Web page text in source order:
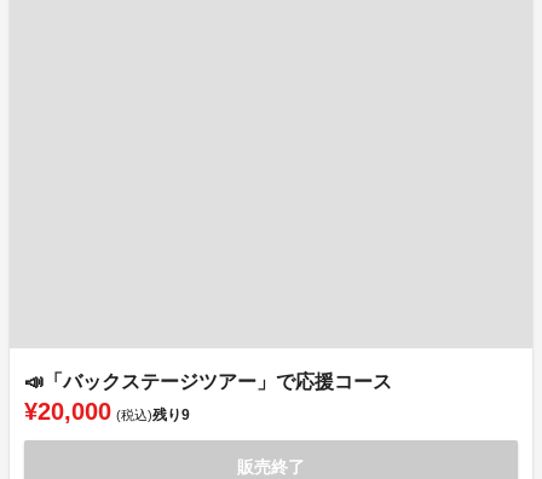
📣「バックステージツアー」で応援コース
¥20,000 (税込)残り9
販売終了